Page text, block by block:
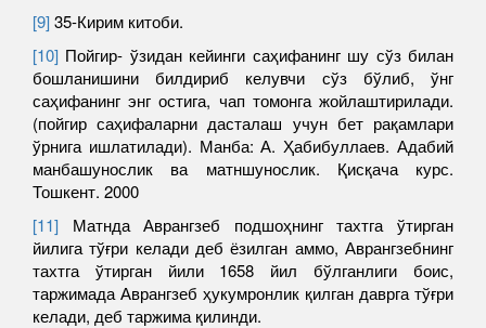
[9]35-Кирим китоби.
[10] Пойгир- ўзидан кейинги саҳифанинг шу сўз билан
бошланишини билдириб келувчи сўз бўлиб, ўнг
саҳифанинг энг остига, чап томонга жойлаштирилади.
(пойгир саҳифаларни дасталаш учун бет рақамлари
ўрнига ишлатилади). Манба: А. Ҳабибуллаев. Адабий
манбашунослик ва матншунослик. Қисқача курс.
Тошкент. 2000
[11] Матнда Аврангзеб подшоҳнинг тахтга ўтирган
йилига тўғри келади деб ёзилган аммо, Аврангзебнинг
тахтга ўтирган йили 1658 йил бўлганлиги боис,
таржимада Аврангзеб ҳукумронлик қилган даврга тўғри
келади, деб таржима қилинди.